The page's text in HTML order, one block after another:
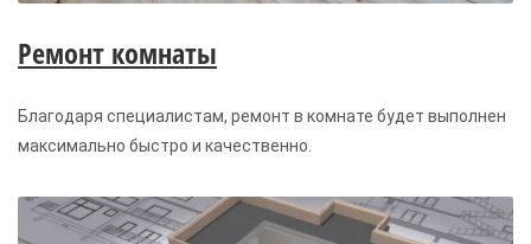
Ремонт комнаты
Благодаря специалистам, ремонт в комнате будет выполнен
максимально быстро и качественно.